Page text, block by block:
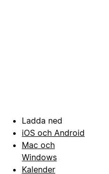
Ladda ned
iOS och Android
Mac och
Windows
Kalender